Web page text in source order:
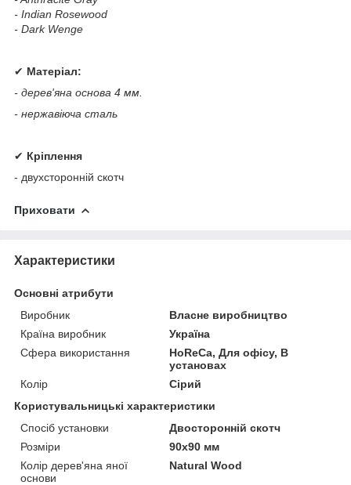
- Indian Rosewood
- Dark Wenge
✔ Матеріал:
- дерев'яна основа 4 мм.
- нержавіюча сталь
✔ Кріплення
- двухсторонній скотч
Приховати
Характеристики
Основні атрибути
Виробник
Власне виробництво
Країна виробник
Україна
Сфера використання
HoReCa, Для офісу, В
установах
Колір
Сірий
Користувальницькі характеристики
Спосіб установки
Двосторонній скотч
Розміри
90х90 мм
Колір дерев'яна яної
основи
Natural Wood